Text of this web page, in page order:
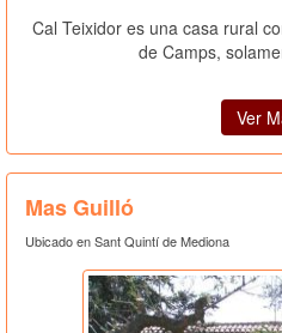
Cal Teixidor es una casa rural
de Camps,
Ver
Mas Guilló
Ubicado en Sant Quintí de Mediona